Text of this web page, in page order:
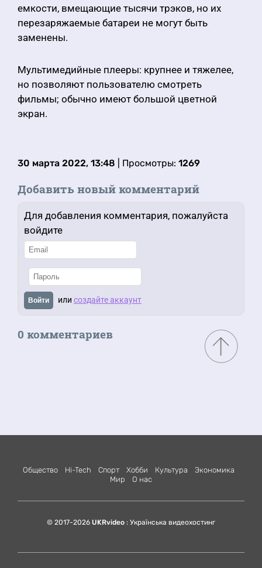
емкости, вмещающие тысячи трэков, но их
перезаряжаемые батареи не могут быть
заменены.
Мультимедийные плееры: крупнее и тяжелее,
но позволяют пользователю смотреть
фильмы; обычно имеют большой цветной
экран.
30 марта 2022, 13:48 | Просмотры: 1269
Добавить новый комментарий
Для добавления комментария, пожалуйста
войдите
Войти или создайте аккаунт
0 комментариев
Общество Hi-Tech Спорт Хобби Культура
Экономика
Мир
О нас
© 2017-2026 UKRvideo : Українська видеохостинг